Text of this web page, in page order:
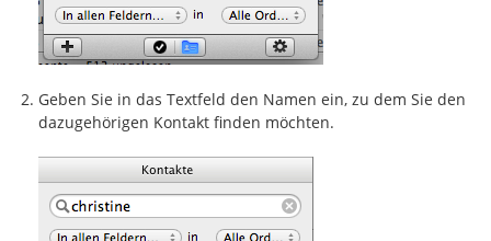
Geben Sie in das Textfeld den Namen ein, zu dem Sie den
dazugehörigen Kontakt finden möchten.